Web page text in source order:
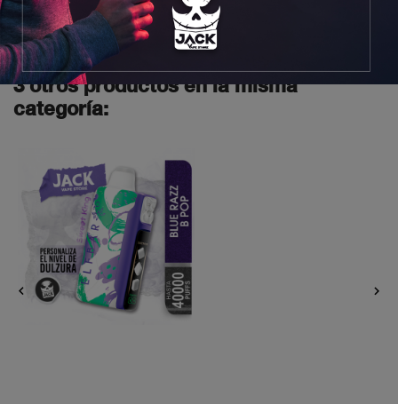
3 otros productos en la misma
categoría:
 